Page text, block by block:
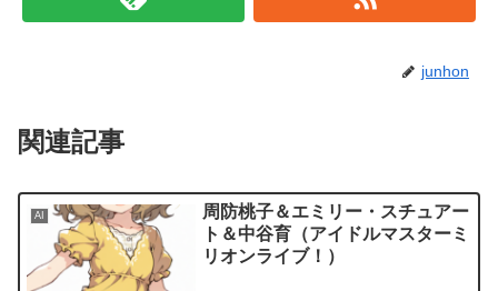
junhon
関連記事
AI
周防桃子＆エミリー・スチュアー
ト＆中谷育（アイドルマスターミ
リオンライブ！）